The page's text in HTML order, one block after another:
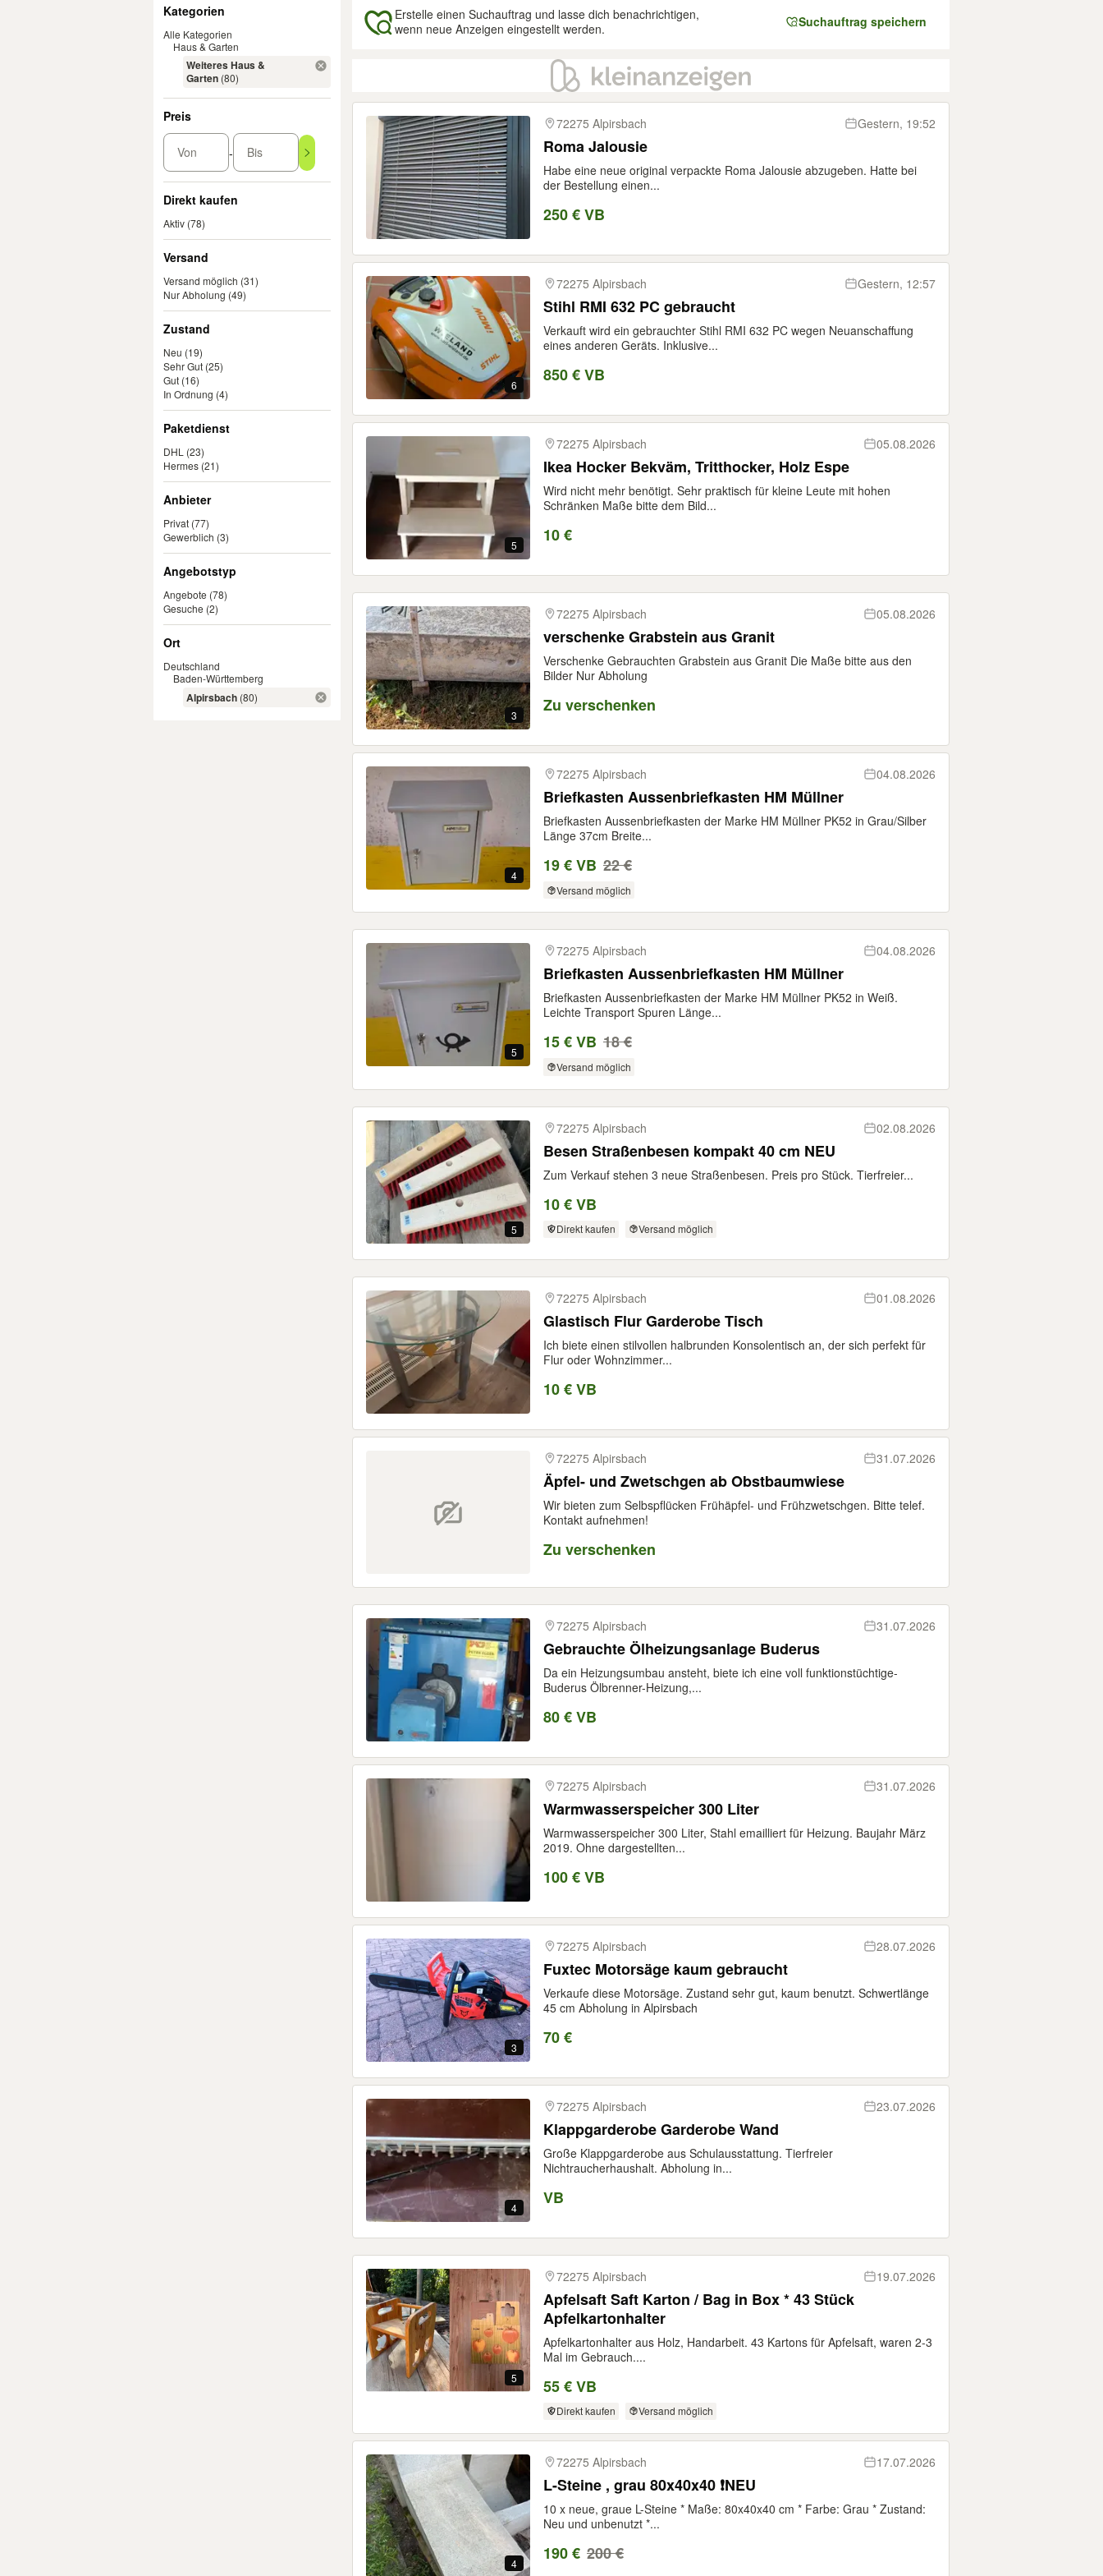
Kategorien
Alle Kategorien
Haus & Garten
Weiteres Haus &
Garten (80)
Preis
Von - Bis
Direkt kaufen
Aktiv (78)
Versand
Versand möglich (31)
Nur Abholung (49)
Zustand
Neu (19)
Sehr Gut (25)
Gut (16)
In Ordnung (4)
Paketdienst
DHL (23)
Hermes (21)
Anbieter
Privat (77)
Gewerblich (3)
Angebotstyp
Angebote (78)
Gesuche (2)
Ort
Deutschland
Baden-Württemberg
Alpirsbach (80)
Erstelle einen Suchauftrag und lasse dich benachrichtigen,
wenn neue Anzeigen eingestellt werden.
Suchauftrag speichern
Ergebnisse
72275 Alpirsbach
Gestern, 19:52
Roma Jalousie
Habe eine neue original verpackte Roma Jalousie abzugeben. Hatte bei
der Bestellung einen...
250 € VB
6
72275 Alpirsbach Gestern, 12:57
Stihl RMI 632 PC gebraucht
Verkauft wird ein gebrauchter Stihl RMI 632 PC wegen Neuanschaffung
eines anderen Geräts. Inklusive...
850 € VB
5
72275 Alpirsbach 05.08.2026
Ikea Hocker Bekväm, Tritthocker, Holz Espe
Wird nicht mehr benötigt. Sehr praktisch für kleine Leute mit hohen
Schränken Maße bitte dem Bild...
10 €
3
72275 Alpirsbach 05.08.2026
verschenke Grabstein aus Granit
Verschenke Gebrauchten Grabstein aus Granit Die Maße bitte aus den
Bilder Nur Abholung
Zu verschenken
4
72275 Alpirsbach 04.08.2026
Briefkasten Aussenbriefkasten HM Müllner
Briefkasten Aussenbriefkasten der Marke HM Müllner PK52 in Grau/Silber
Länge 37cm Breite...
19 € VB 22 €
Versand möglich
5
72275 Alpirsbach 04.08.2026
Briefkasten Aussenbriefkasten HM Müllner
Briefkasten Aussenbriefkasten der Marke HM Müllner PK52 in Weiß.
Leichte Transport Spuren Länge...
15 € VB 18 €
Versand möglich
5
72275 Alpirsbach 02.08.2026
Besen Straßenbesen kompakt 40 cm NEU
Zum Verkauf stehen 3 neue Straßenbesen. Preis pro Stück. Tierfreier...
10 € VB
Direkt kaufen Versand möglich
72275 Alpirsbach 01.08.2026
Glastisch Flur Garderobe Tisch
Ich biete einen stilvollen halbrunden Konsolentisch an, der sich perfekt für
Flur oder Wohnzimmer...
10 € VB
72275 Alpirsbach 31.07.2026
Äpfel- und Zwetschgen ab Obstbaumwiese
Wir bieten zum Selbspflücken Frühäpfel- und Frühzwetschgen. Bitte telef.
Kontakt aufnehmen!
Zu verschenken
72275 Alpirsbach 31.07.2026
Gebrauchte Ölheizungsanlage Buderus
Da ein Heizungsumbau ansteht, biete ich eine voll funktionstüchtige-
Buderus Ölbrenner-Heizung,...
80 € VB
72275 Alpirsbach 31.07.2026
Warmwasserspeicher 300 Liter
Warmwasserspeicher 300 Liter, Stahl emailliert für Heizung. Baujahr März
2019. Ohne dargestellten...
100 € VB
3
72275 Alpirsbach 28.07.2026
Fuxtec Motorsäge kaum gebraucht
Verkaufe diese Motorsäge. Zustand sehr gut, kaum benutzt. Schwertlänge
45 cm Abholung in Alpirsbach
70 €
4
72275 Alpirsbach 23.07.2026
Klappgarderobe Garderobe Wand
Große Klappgarderobe aus Schulausstattung. Tierfreier
Nichtraucherhaushalt. Abholung in...
VB
5
72275 Alpirsbach 19.07.2026
Apfelsaft Saft Karton / Bag in Box * 43 Stück
Apfelkartonhalter
Apfelkartonhalter aus Holz, Handarbeit. 43 Kartons für Apfelsaft, waren 2-3
Mal im Gebrauch....
55 € VB
Direkt kaufen Versand möglich
4
72275 Alpirsbach 17.07.2026
L-Steine , grau 80x40x40 ❗️NEU
10 x neue, graue L-Steine * Maße: 80x40x40 cm * Farbe: Grau * Zustand:
Neu und unbenutzt *...
190 € 200 €